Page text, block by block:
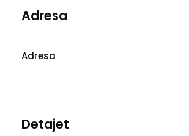
Adresa
Adresa
Detajet